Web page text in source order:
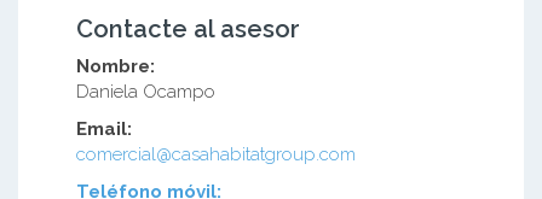
Contacte al asesor
Nombre:
Daniela Ocampo
Email:
comercial@casahabitatgroup.com
Teléfono móvil: